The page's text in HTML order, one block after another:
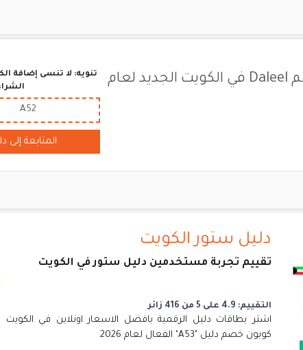
كود خصم Daleel في الكويت الجديد لعام
تنويه: لا تنسى إضافة
A52
المتابعة إلى
دليل ستور الكويت
تقييم تجربة مستخدمين دليل ستور في الكويت
التقييم: 4.9 على 5 من 416 زائر
اشتر بطاقات دليل الرقمية بافضل الاسعار اونلاين في
كوبون خصم دليل "A53" الفعال لعام 2026